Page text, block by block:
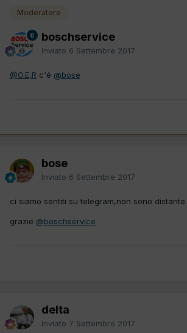
Moderatore
boschservice
Inviato 6 Settembre 2017
@O.E,R c'è @bose
bose
Inviato 6 Settembre 2017
ci siamo sentiti su telegram,non sono distante.
grazie @boschservice
delta
Inviato 7 Settembre 2017